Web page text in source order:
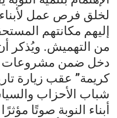
لخلق فرص عمل لأبناء
إليهم مكانتهم
من التهميش. ويُذكر
دخل ضمن مشروعات
كريمة” عقب زيارة
شباب الأحزاب
أبناء النوبة صوتًا